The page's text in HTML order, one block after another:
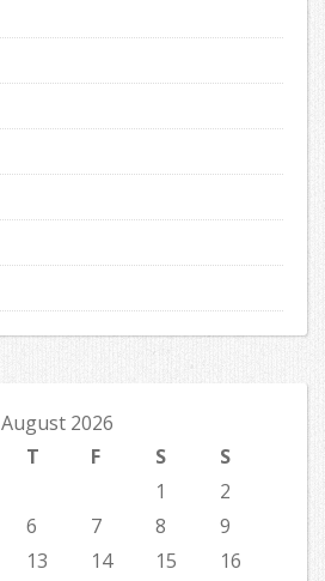
August 2026
T F S S
1
2
6 7 8
9
13 14 15
16